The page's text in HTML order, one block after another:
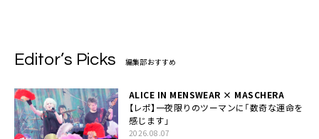
Editor’s Picks 編集部おすすめ
ALICE IN MENSWEAR × MASCHERA
【レポ】一夜限りのツーマンに「数奇な運命を
感じます」
2026.08.07